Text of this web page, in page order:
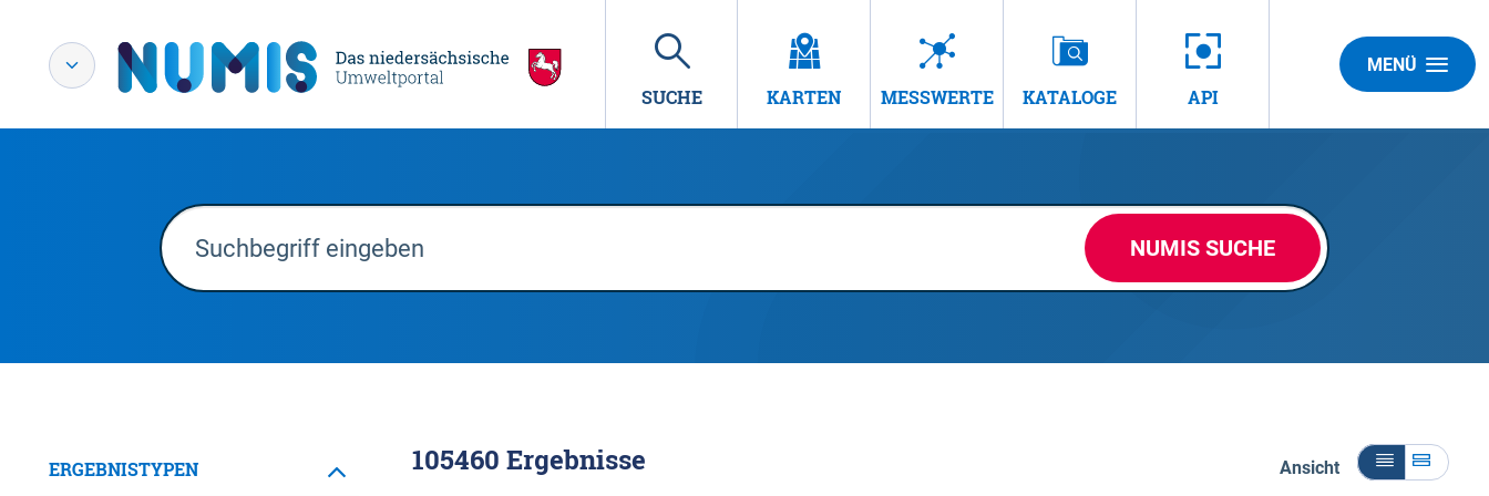
SUCHE KARTEN MESSWERTE KATALOGE API
MENÜ
NUMIS SUCHE
ERGEBNISTYPEN 105460 Ergebnisse Ansicht